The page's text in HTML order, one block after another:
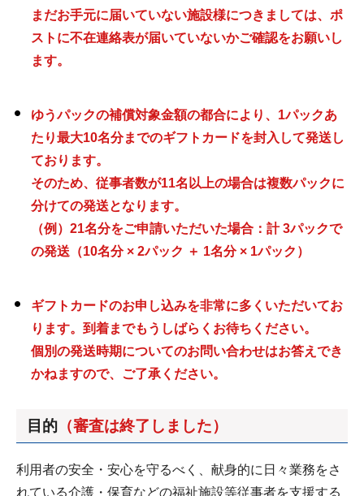
まだお手元に届いていない施設様につきましては、ポ
ストに不在連絡表が届いていないかご確認をお願いし
ます。
ゆうパックの補償対象金額の都合により、1パックあ
たり最大10名分までのギフトカードを封入して発送し
ております。
そのため、従事者数が11名以上の場合は複数パックに
分けての発送となります。
（例）21名分をご申請いただいた場合：計 3パックで
の発送（10名分 × 2パック ＋ 1名分 × 1パック）
ギフトカードのお申し込みを非常に多くいただいてお
ります。 到着までもうしばらくお待ちください。
個別の発送時期についてのお問い合わせはお答えでき
かねますので、ご了承ください。
目的 （審査は終了しました）
利用者の安全・安心を守るべく、献身的に日々業務をさ
れている介護・保育などの福祉施設等従事者を支援する